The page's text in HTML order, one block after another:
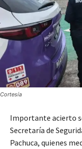
Cortesía
Importante acierto
Secretaría de
Pachuca, quienes